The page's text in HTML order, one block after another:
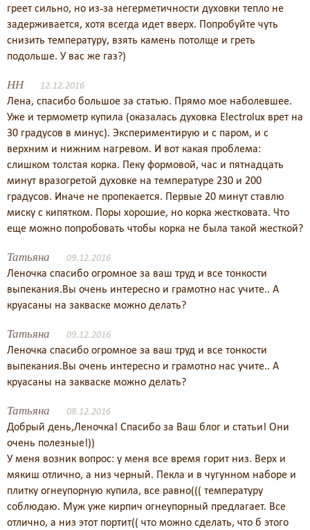
греет сильно, но из-за негерметичности духовки тепло не
задерживается, хотя всегда идет вверх. Попробуйте чуть
снизить температуру, взять камень потолще и греть
подольше. У вас же газ?)
НН 12.12.2016
Лена, спасибо большое за статью. Прямо мое наболевшее.
Уже и термометр купила (оказалась духовка Electrolux врет на
30 градусов в минус). Экспериментирую и с паром, и с
верхним и нижним нагревом. И вот какая проблема:
слишком толстая корка. Пеку формовой, час и пятнадцать
минут вразогретой духовке на температуре 230 и 200
градусов. Иначе не пропекается. Первые 20 минут ставлю
миску с кипятком. Поры хорошие, но корка жестковата. Что
еще можно попробовать чтобы корка не была такой жесткой?
Татьяна 09.12.2016
Леночка спасибо огромное за ваш труд и все тонкости
выпекания.Вы очень интересно и грамотно нас учите.. А
круасаны на закваске можно делать?
Татьяна 09.12.2016
Леночка спасибо огромное за ваш труд и все тонкости
выпекания.Вы очень интересно и грамотно нас учите.. А
круасаны на закваске можно делать?
Татьяна 08.12.2016
Добрый день,Леночка! Спасибо за Ваш блог и статьи! Они
очень полезные!))
У меня возник вопрос: у меня все время горит низ. Верх и
мякиш отлично, а низ черный. Пекла и в чугунном наборе и
плитку огнеупорную купила, все равно((( температуру
соблюдаю. Муж уже кирпич огнеупорный предлагает. Все
отлично, а низ этот портит(( что можно сделать, что б этого